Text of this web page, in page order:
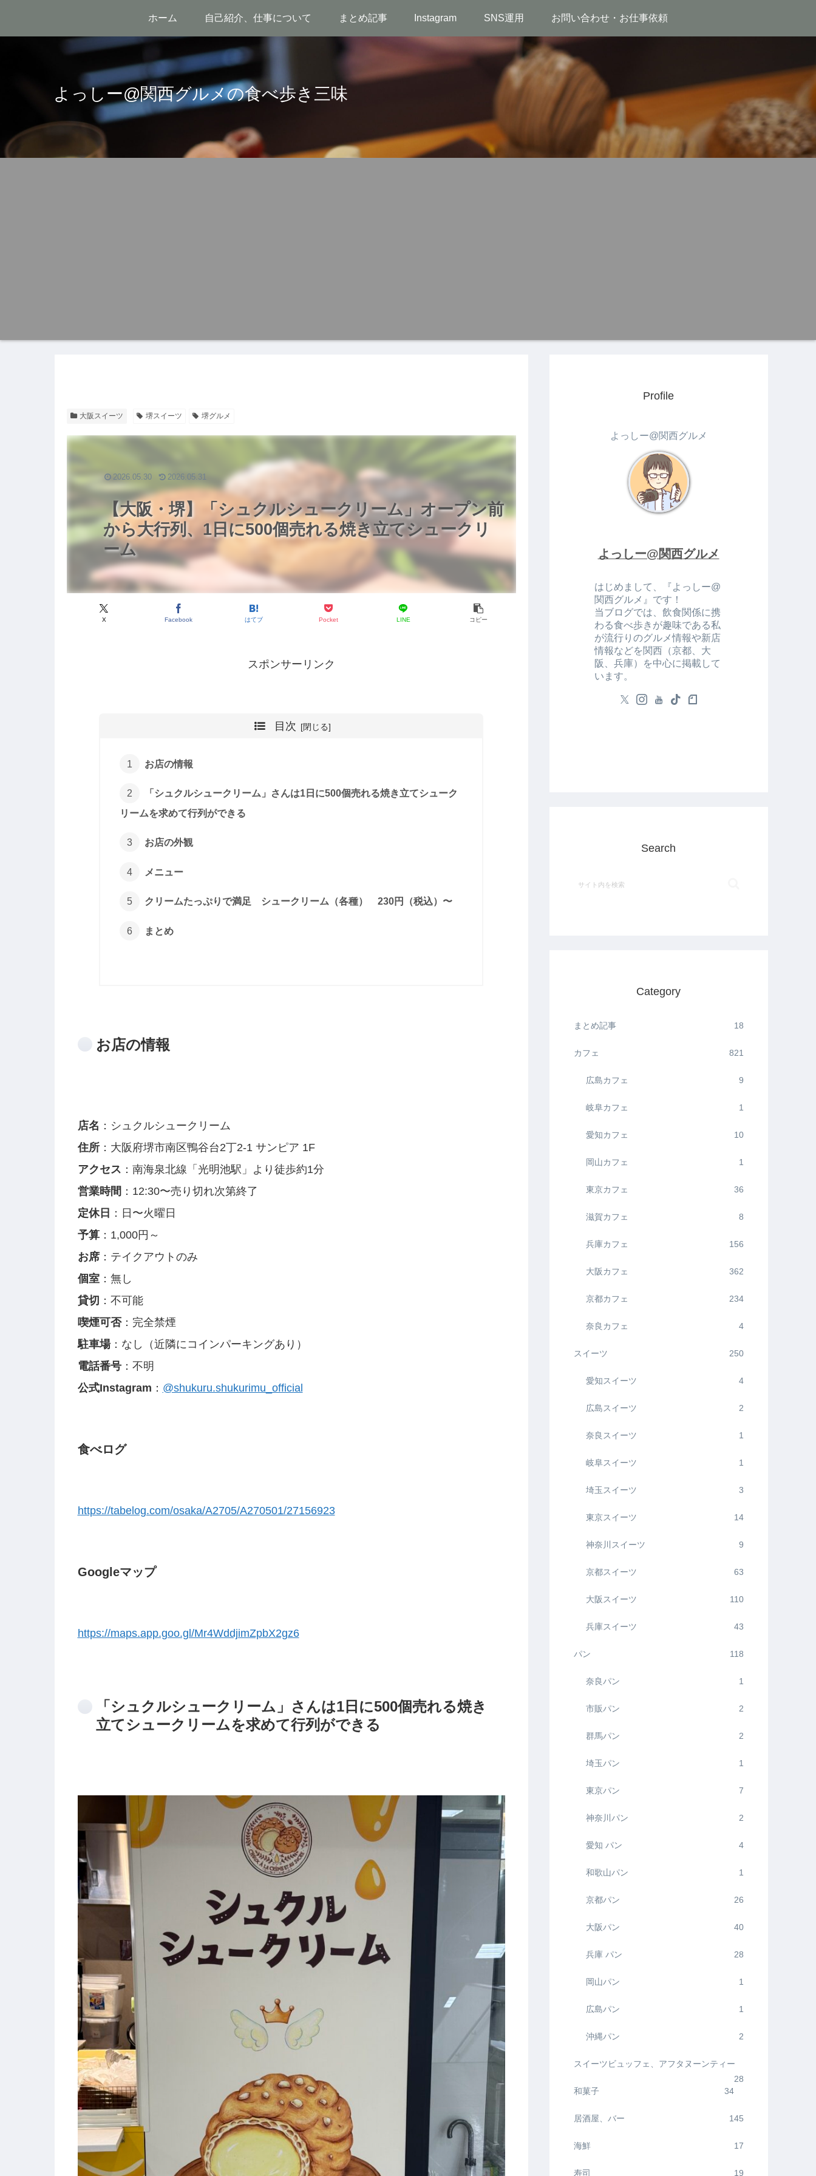
よっしー@関西グルメの食べ歩き三味
ホーム 自己紹介、仕事について まとめ記事 Instagram SNS運用 お問い合わせ・お仕事依頼
大阪スイーツ 堺スイーツ 堺グルメ
【大阪・堺】「シュクルシュークリーム」オープン前
から大行列、1日に500個売れる焼き立てシュークリ
ーム
X Facebook はてブ Pocket LINE コピー
2026.05.30 2026.05.31
スポンサーリンク
目次
お店の情報
「シュクルシュークリーム」さんは1日に500個売れる焼き立てシューク
リームを求めて行列ができる
お店の外観
メニュー
クリームたっぷりで満足 シュークリーム（各種） 230円（税込）〜
まとめ
お店の情報
店名 ：シュクルシュークリーム
住所：大阪府堺市南区鴨谷台2丁2-1 サンピア 1F
アクセス ：南海泉北線「光明池駅」より徒歩約1分
営業時間 ：12:30〜売り切れ次第終了
定休日 ：日〜火曜日
予算：1,000円～
お席：テイクアウトのみ
個室：無し
貸切 ：不可能
喫煙可否：完全禁煙
駐車場：なし（近隣にコインパーキングあり）
電話番号：不明
公式Instagram ： @shukuru.shukurimu_official
食べログ
https://tabelog.com/osaka/A2705/A270501/27156923
Googleマップ
https://maps.app.goo.gl/Mr4WddjimZpbX2gz6
「シュクルシュークリーム」さんは1日に500個売れる焼き
立てシュークリームを求めて行列ができる
Profile
よっしー@関西グルメ
よっしー@関西グルメ
はじめまして、『よっしー@
関西グルメ』です！
当ブログでは、飲食関係に携
わる食べ歩きが趣味である私
が流行りのグルメ情報や新店
情報などを関西（京都、大
阪、兵庫）を中心に掲載して
います。
Search
Category
まとめ記事 18
カフェ 821
広島カフェ 9
岐阜カフェ 1
愛知カフェ 10
岡山カフェ 1
東京カフェ 36
滋賀カフェ 8
兵庫カフェ 156
大阪カフェ 362
京都カフェ 234
奈良カフェ 4
スイーツ 250
愛知スイーツ 4
広島スイーツ 2
奈良スイーツ 1
岐阜スイーツ 1
埼玉スイーツ 3
東京スイーツ 14
神奈川スイーツ 9
京都スイーツ 63
大阪スイーツ 110
兵庫スイーツ 43
パン 118
奈良パン 1
市販パン 2
群馬パン 2
埼玉パン 1
東京パン 7
神奈川パン 2
愛知 パン 4
和歌山パン 1
京都パン 26
大阪パン 40
兵庫 パン 28
岡山パン 1
広島パン 1
沖縄パン 2
スイーツビュッフェ、アフタヌーンティー
28
和菓子
34
居酒屋、バー 145
海鮮 17
寿司 19